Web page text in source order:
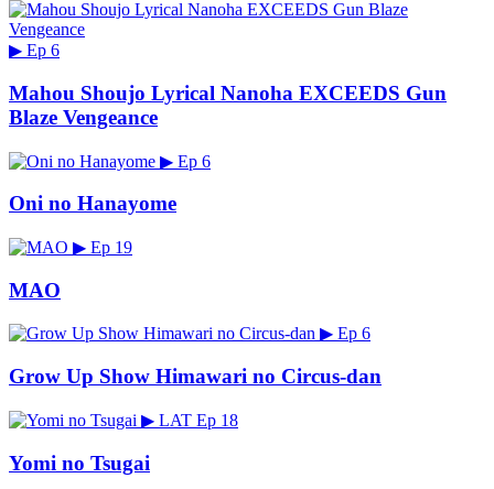
▶ Ep 6
Mahou Shoujo Lyrical Nanoha EXCEEDS Gun
Blaze Vengeance
▶ Ep 6
Oni no Hanayome
▶ Ep 19
MAO
▶ Ep 6
Grow Up Show Himawari no Circus-dan
▶ LAT Ep 18
Yomi no Tsugai